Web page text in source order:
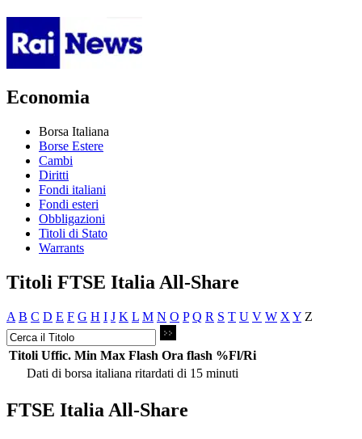
Economia
Borsa Italiana
Borse Estere
Cambi
Diritti
Fondi italiani
Fondi esteri
Obbligazioni
Titoli di Stato
Warrants
Titoli FTSE Italia All-Share
A B C D E F G H I J K L M N O P Q R S T U V W X Y Z
Titoli Uffic. Min Max Flash Ora flash %Fl/Ri
Dati di borsa italiana ritardati di 15 minuti
FTSE Italia All-Share